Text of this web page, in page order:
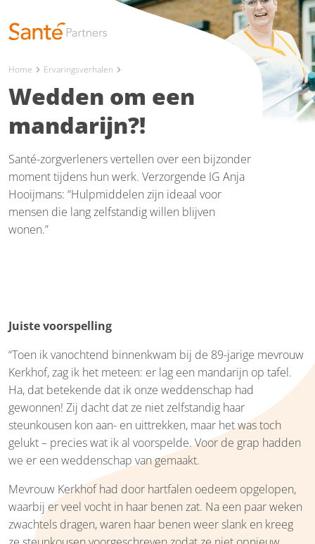
Home chevron_right Ervaringsverhalen chevron_right
Wedden om een
mandarijn?!
Santé-zorgverleners vertellen over een bijzonder
moment tijdens hun werk. Verzorgende IG Anja
Hooijmans: “Hulpmiddelen zijn ideaal voor
mensen die lang zelfstandig willen blijven
wonen.”
Juiste voorspelling
“Toen ik vanochtend binnenkwam bij de 89-jarige mevrouw
Kerkhof, zag ik het meteen: er lag een mandarijn op tafel.
Ha, dat betekende dat ik onze weddenschap had
gewonnen! Zij dacht dat ze niet zelfstandig haar
steunkousen kon aan- en uittrekken, maar het was toch
gelukt – precies wat ik al voorspelde. Voor de grap hadden
we er een weddenschap van gemaakt.
Mevrouw Kerkhof had door hartfalen oedeem opgelopen,
waarbij er veel vocht in haar benen zat. Na een paar weken
zwachtels dragen, waren haar benen weer slank en kreeg